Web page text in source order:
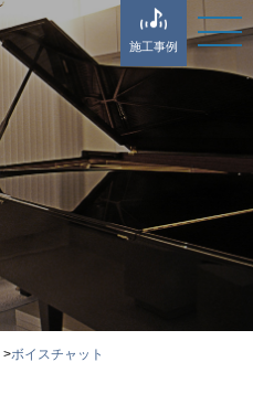
施工事例
>ボイスチャット